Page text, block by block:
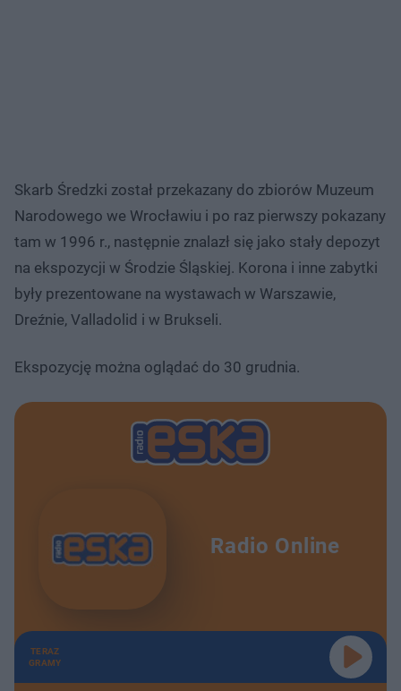
Skarb Średzki został przekazany do zbiorów Muzeum
Narodowego we Wrocławiu i po raz pierwszy pokazany
tam w 1996 r., następnie znalazł się jako stały depozyt
na ekspozycji w Środzie Śląskiej. Korona i inne zabytki
były prezentowane na wystawach w Warszawie,
Dreźnie, Valladolid i w Brukseli.
Ekspozycję można oglądać do 30 grudnia.
Radio Online
TERAZ
GRAMY